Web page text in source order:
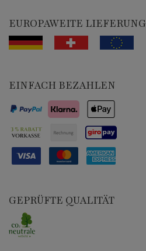
EUROPAWEITE LIEFERUNG
EINFACH BEZAHLEN
GEPRÜFTE QUALITÄT